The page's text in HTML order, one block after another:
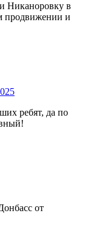
Никаноровку в
продвижении и
ребят, да по
от